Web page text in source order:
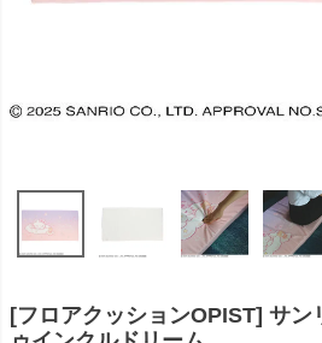
[フロアクッションOPIST] サン